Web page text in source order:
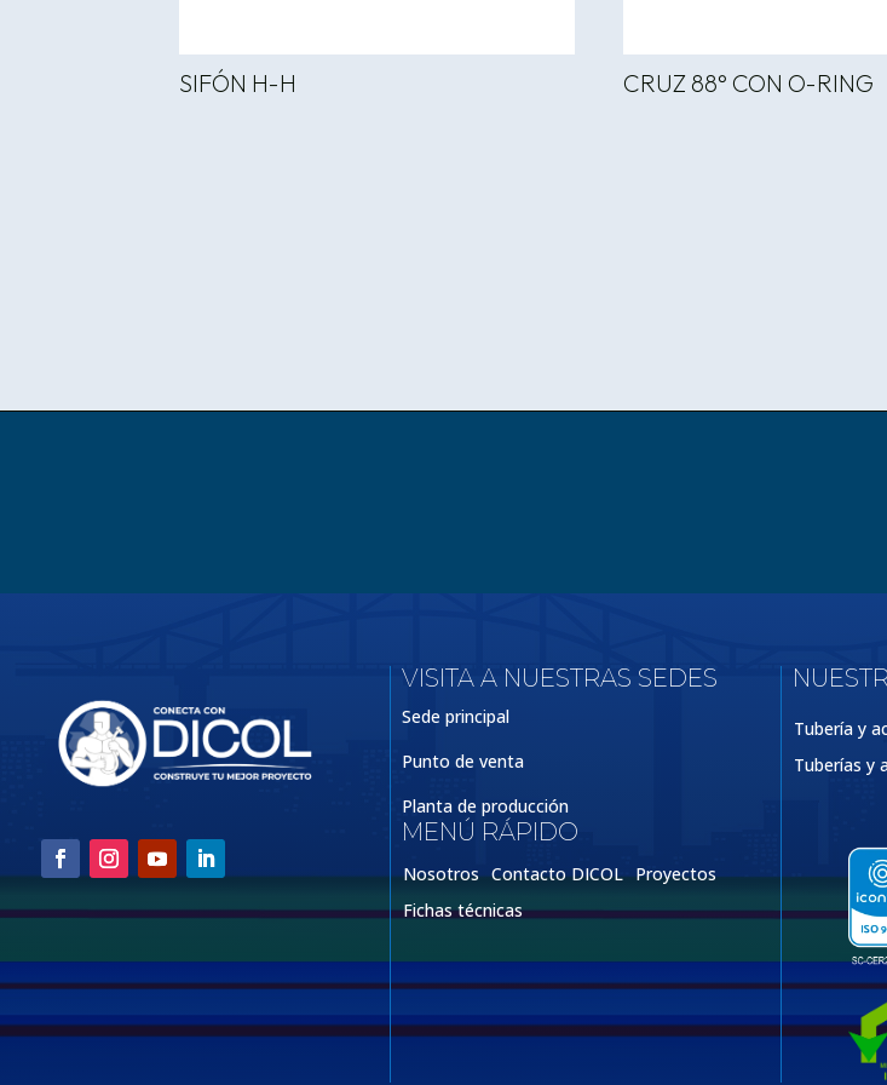
SIFÓN H-H CRUZ 88° CON O-RING
VISITA A NUESTRAS SEDES
Sede principal
Punto de venta
Planta de producción
MENÚ RÁPIDO
Nosotros Contacto DICOL Proyectos
Fichas técnicas
Tubería y
Tuberías y